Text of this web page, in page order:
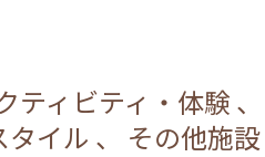
ティビティ・体験、
タイル 、 その他施設